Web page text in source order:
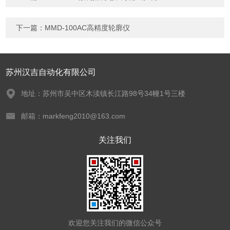
下一篇： MMD-100AC高精度轮廓仪
苏州汉吉自动化有限公司
地址：苏州市吴中区木渎镇长江路98号34幢1号三楼
邮箱：markfeng2010@163.com
关注我们
欢迎您关注我们的微信公众号